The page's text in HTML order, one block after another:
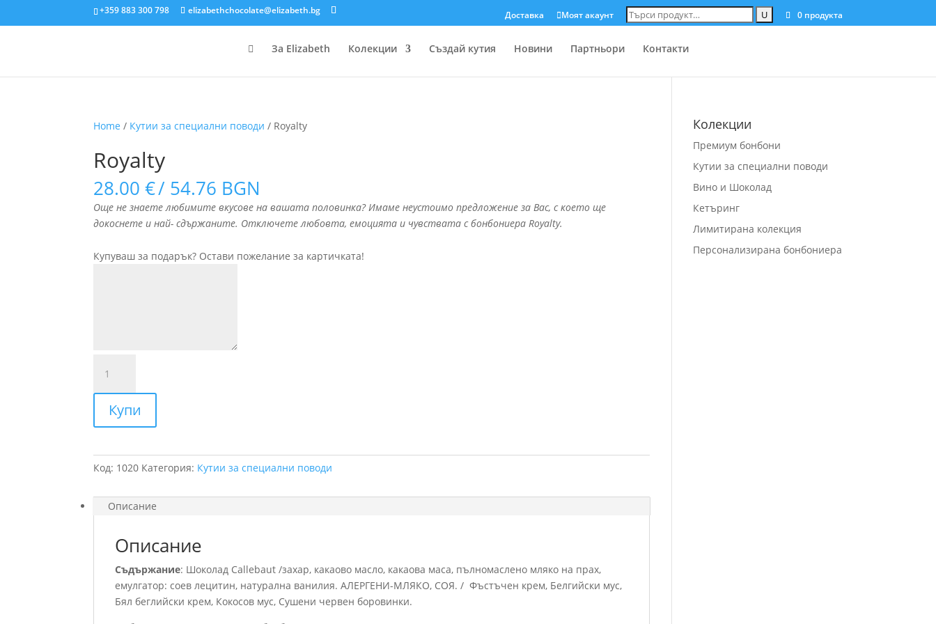
+359 883 300 798 elizabethchocolate@elizabeth.bg Доставка Моят акаунт Търсене
за: 0 продукта
 За Еlizabeth Колекции Създай кутия Новини Партньори Контакти
Home / Кутии за специални поводи / Royalty
Royalty
28.00€/ 54.76 BGN
Още не знаете любимите вкусове на вашата половинка? Имаме неустоимо предложение за Вас, с което ще
докоснетe и най- сдържаните. Отключете любовта, емоцията и чувствата с бонбониера Royalty.
Купуваш за подарък? Остави пожелание за картичката!
Royalty
Купи
Код: 1020 Категория: Кутии за специални поводи
Описание
Описание
Съдържание: Шоколад Callebaut /захар, какаово масло, какаова маса, пълномаслено мляко на прах,
емулгатор: соев лецитин, натурална ванилия. АЛЕРГЕНИ-МЛЯКО, СОЯ. / Фъстъчен крем, Белгийски мус,
Бял беглийски крем, Кокосов мус, Сушени червен боровинки.
Колекции
Премиум бонбони
Кутии за специални поводи
Вино и Шоколад
Кетъринг
Лимитирана колекция
Персонализирана бонбониера